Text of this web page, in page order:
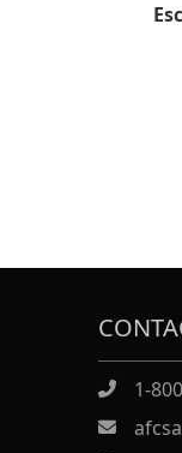
1-